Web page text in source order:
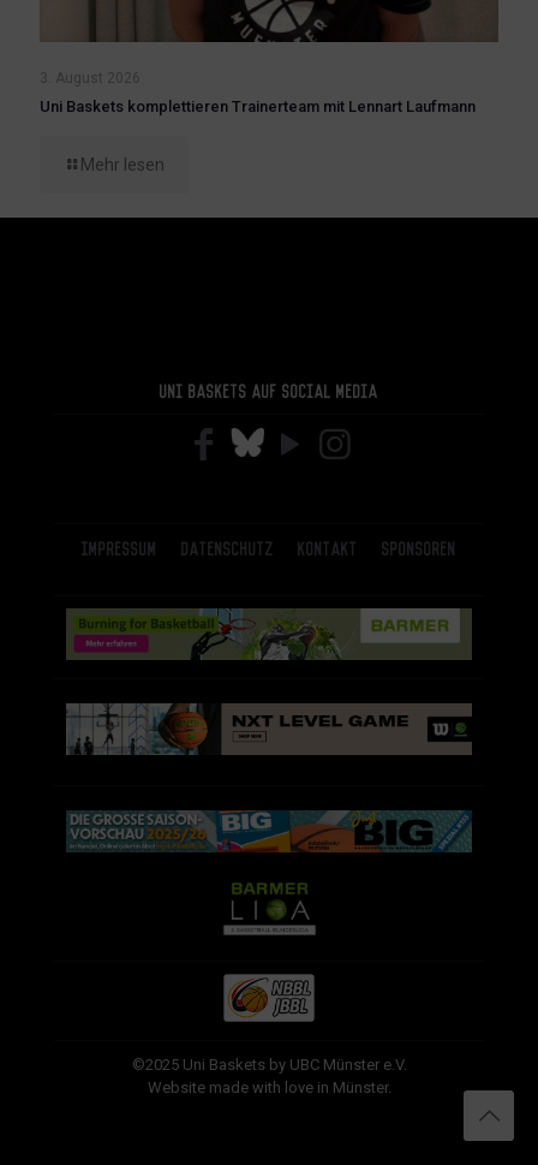
3. August 2026
Uni Baskets komplettieren Trainerteam mit Lennart Laufmann
Mehr lesen
Uni Baskets auf Social Media
Impressum Datenschutz Kontakt Sponsoren
©2025 Uni Baskets by UBC Münster e.V.
Website made with love in Münster.